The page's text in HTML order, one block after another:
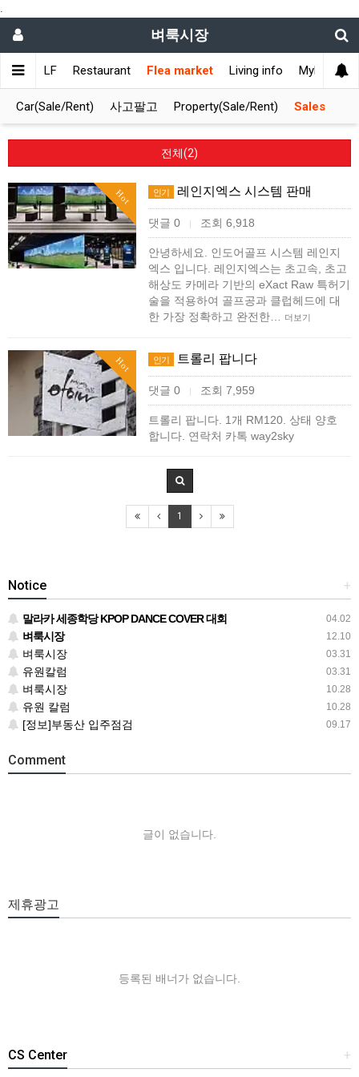
.
벼룩시장
GOLF Restaurant Flea market Living info
Car(Sale/Rent) 사고팔고 Property(Sale/Rent) Sales
전체(2)
Hot 인기 레인지엑스 시스템 판매
댓글 0 | 조회 6,918
안녕하세요. 인도어골프 시스템 레인지
엑스 입니다. 레인지엑스는 초고속, 초고
해상도 카메라 기반의 eXact Raw 특허기
술을 적용하여 골프공과 클럽헤드에 대
한 가장 정확하고 완전한…
더보기
Hot 인기 트롤리 팝니다
댓글 0 | 조회 7,959
트롤리 팝니다. 1개 RM120. 상태 양호
합니다. 연락처 카톡 way2sky
1
+
Notice
04.02
말라카 세종학당 KPOP DANCE COVER 대회
12.10
벼룩시장
03.31
벼룩시장
03.31
유원칼럼
10.28
벼룩시장
10.28
유원 칼럼
09.17
[정보]부동산 입주점검
Comment
글이 없습니다.
제휴광고
등록된 배너가 없습니다.
+
CS Center